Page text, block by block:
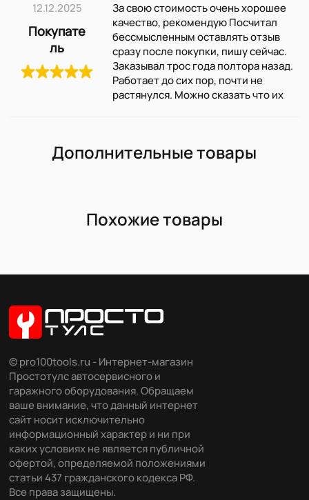
12.12.2025
Покупате
ль
За свою стоимость очень хорошее
качество, рекомендую Посчитал
бессмысленным оставлять отзыв
сразу после покупки, пишу сейчас.
Заказывал трос года полтора назад.
Работает до сих пор, почти не
растянулся. Можно сказать что их
Дополнительные товары
Похожие товары
© pro100tools.ru - Интернет-магазин
Простотулс автосервисного и
гаражного оборудования. Обращаем
ваше внимание, что данный интернет
сайт носит исключительно
информационный характер и ни при
каких условиях не является публичной
офертой, определяемой положениями
статьи 437 гражданского кодекса РФ.
Все права защищены.